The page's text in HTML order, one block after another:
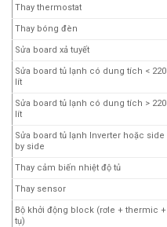
Thay thermostat
Thay bóng đèn
Sửa board xả tuyết
Sửa board tủ lạnh có dung tích < 220
lít
Sửa board tủ lạnh có dung tích > 220
lít
Sửa board tủ lạnh Inverter hoặc side
by side
Thay cảm biến nhiệt độ tủ
Thay sensor
Bộ khởi động block (rơle + thermic +
tụ)